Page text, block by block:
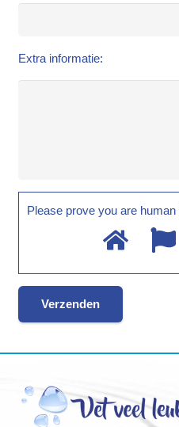
Extra informatie:
Please prove you are